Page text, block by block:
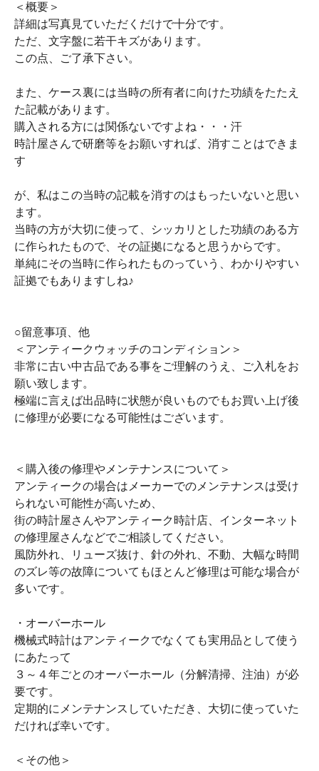
＜概要＞
詳細は写真見ていただくだけで十分です。
ただ、文字盤に若干キズがあります。
この点、ご了承下さい。
また、ケース裏には当時の所有者に向けた功績をたたえ
た記載があります。
購入される方には関係ないですよね・・・汗
時計屋さんで研磨等をお願いすれば、消すことはできま
す
が、私はこの当時の記載を消すのはもったいないと思い
ます。
当時の方が大切に使って、シッカリとした功績のある方
に作られたもので、その証拠になると思うからです。
単純にその当時に作られたものっていう、わかりやすい
証拠でもありますしね♪
○留意事項、他
＜アンティークウォッチのコンディション＞
非常に古い中古品である事をご理解のうえ、ご入札をお
願い致します。
極端に言えば出品時に状態が良いものでもお買い上げ後
に修理が必要になる可能性はございます。
＜購入後の修理やメンテナンスについて＞
アンティークの場合はメーカーでのメンテナンスは受け
られない可能性が高いため、
街の時計屋さんやアンティーク時計店、インターネット
の修理屋さんなどでご相談してください。
風防外れ、リューズ抜け、針の外れ、不動、大幅な時間
のズレ等の故障についてもほとんど修理は可能な場合が
多いです。
・オーバーホール
機械式時計はアンティークでなくても実用品として使う
にあたって
３～４年ごとのオーバーホール（分解清掃、注油）が必
要です。
定期的にメンテナンスしていただき、大切に使っていた
だければ幸いです。
＜その他＞